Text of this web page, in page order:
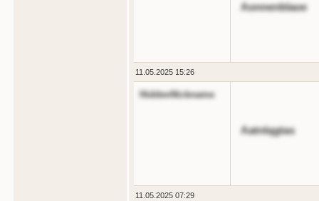
Aonnenblaoe
11.05.2025 15:26
HiddenNickname
Aatnlqgtas
11.05.2025 07:29